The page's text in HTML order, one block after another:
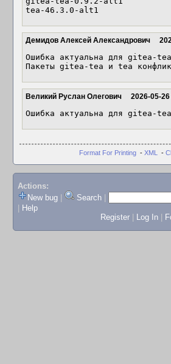
tea-46.3.0-alt1
Демидов Алексей Александрович
Ошибка актуальна для
Пакеты gitea-tea и tea
Великий Руслан Олегович 2026-05-
Ошибка актуальна для
Format For Printing - XML -
Actions:
New bug
Search
Help
Register
Log In